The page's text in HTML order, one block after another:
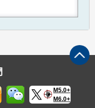
M5.0+
M6.0+